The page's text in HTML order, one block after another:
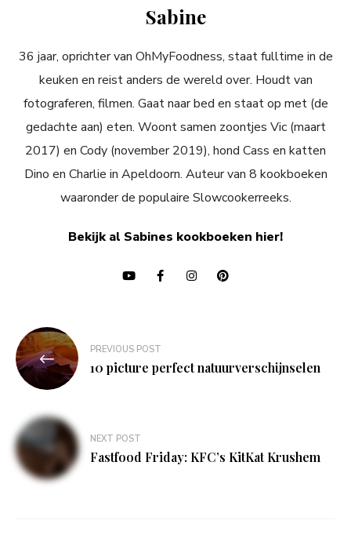
Sabine
36 jaar, oprichter van OhMyFoodness, staat fulltime in de
keuken en reist anders de wereld over. Houdt van
fotograferen, filmen. Gaat naar bed en staat op met (de
gedachte aan) eten. Woont samen zoontjes Vic (maart
2017) en Cody (november 2019), hond Cass en katten
Dino en Charlie in Apeldoorn. Auteur van 8 kookboeken
waaronder de populaire Slowcookerreeks.
Bekijk al Sabines kookboeken hier!
Bericht
navigatie
PREVIOUS POST
10 picture perfect natuurverschijnselen
NEXT POST
Fastfood Friday: KFC’s KitKat Krushem